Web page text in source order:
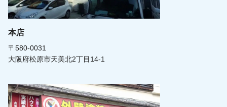
本店
〒580-0031
大阪府松原市天美北2丁目14-1